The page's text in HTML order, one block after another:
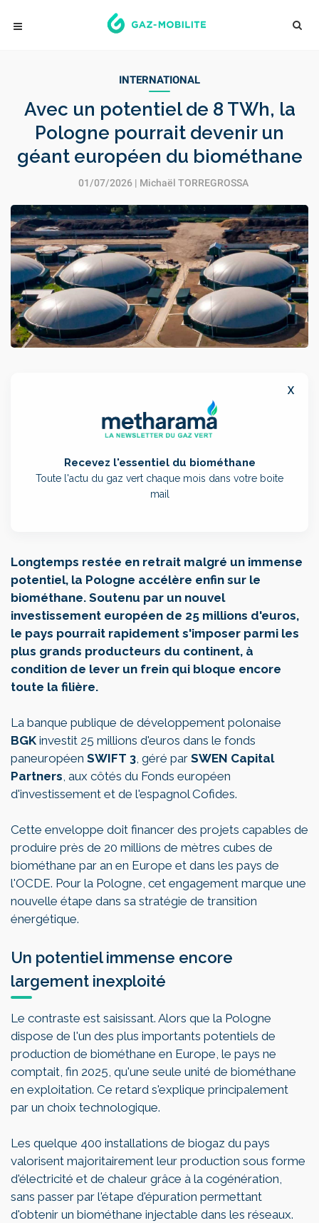
INTERNATIONAL
Avec un potentiel de 8 TWh, la
Pologne pourrait devenir un
géant européen du biométhane
01/07/2026 | Michaël TORREGROSSA
x
Recevez l'essentiel du biométhane
Toute l'actu du gaz vert chaque mois dans votre boite
mail
Longtemps restée en retrait malgré un immense
potentiel, la Pologne accélère enfin sur le
biométhane. Soutenu par un nouvel
investissement européen de 25 millions d'euros,
le pays pourrait rapidement s'imposer parmi les
plus grands producteurs du continent, à
condition de lever un frein qui bloque encore
toute la filière.
La banque publique de développement polonaise
BGK investit 25 millions d'euros dans le fonds
paneuropéen SWIFT 3 , géré par SWEN Capital
Partners , aux côtés du Fonds européen
d'investissement et de l'espagnol Cofides.
Cette enveloppe doit financer des projets capables de
produire près de 20 millions de mètres cubes de
biométhane par an en Europe et dans les pays de
l'OCDE. Pour la Pologne, cet engagement marque une
nouvelle étape dans sa stratégie de transition
énergétique.
Un potentiel immense encore
largement inexploité
Le contraste est saisissant. Alors que la Pologne
dispose de l'un des plus importants potentiels de
production de biométhane en Europe, le pays ne
comptait, fin 2025, qu'une seule unité de biométhane
en exploitation. Ce retard s'explique principalement
par un choix technologique.
Les quelque 400 installations de biogaz du pays
valorisent majoritairement leur production sous forme
d'électricité et de chaleur grâce à la cogénération,
sans passer par l'étape d'épuration permettant
d'obtenir un biométhane injectable dans les réseaux.